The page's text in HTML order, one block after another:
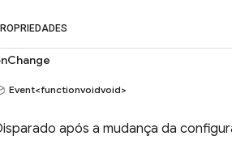
Event<functionvoidvoid>
após a mudança da